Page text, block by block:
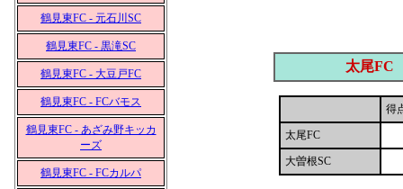
鶴見東FC - 元石川SC
鶴見東FC - 黒滝SC
鶴見東FC - 大豆戸FC
鶴見東FC - FCバモス
鶴見東FC - あざみ野キッカ
ーズ
鶴見東FC - FCカルパ
太尾FC
得
太尾FC
大曽根SC